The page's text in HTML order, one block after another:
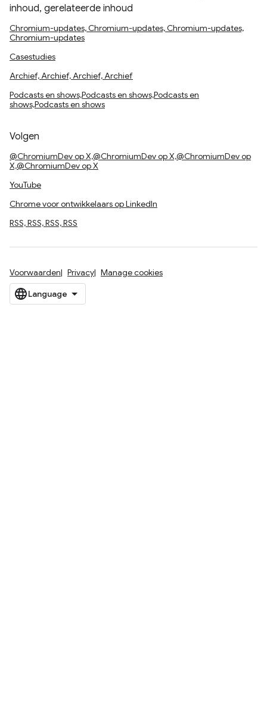
inhoud, gerelateerde inhoud
Chromium-updates, Chromium-updates, Chromium-updates,
Chromium-updates
Casestudies
Archief, Archief, Archief, Archief
Podcasts en shows,Podcasts en shows,Podcasts en
shows,Podcasts en shows
Volgen
@ChromiumDev op X,@ChromiumDev op X,@ChromiumDev op
X,@ChromiumDev op X
YouTube
Chrome voor ontwikkelaars op LinkedIn
RSS, RSS, RSS, RSS
Voorwaarden Privacy Manage cookies